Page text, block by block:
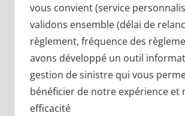
vous convient (service
validons ensemble (délai de
règlement, fréquence des
avons développé un outil
gestion de sinistre qui vous
bénéficier de notre expérience et
efficacité